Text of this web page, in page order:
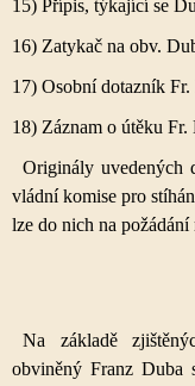
15) Přípis, týkající se
16) Zatykač na obv.
17) Osobní dotazník
18) Záznam o útěku Fr.
Originály uvedených
vládní komise pro
lze do nich na požádání
Na základě
obviněný Franz Duba